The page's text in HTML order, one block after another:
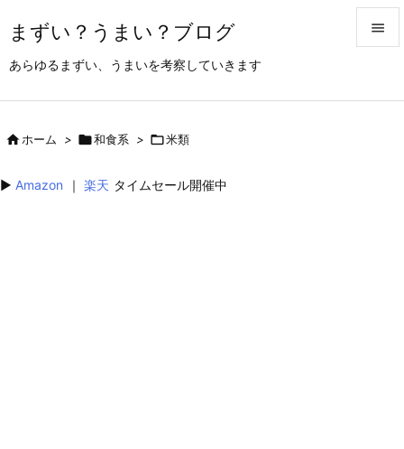
まずい？うまい？ブログ
あらゆるまずい、うまいを考察していきます

ホーム > 和食系 > 米類
▶︎ Amazon ｜ 楽天 タイムセール開催中